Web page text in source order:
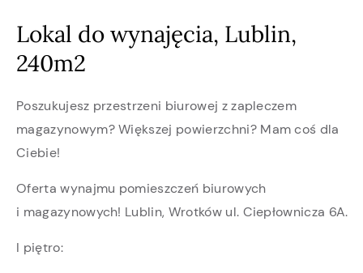
Lokal do wynajęcia, Lublin,
240m2
Poszukujesz przestrzeni biurowej z zapleczem
magazynowym? Większej powierzchni? Mam coś dla
Ciebie!
Oferta wynajmu pomieszczeń biurowych
i magazynowych! Lublin, Wrotków ul. Ciepłownicza 6A.
I piętro: